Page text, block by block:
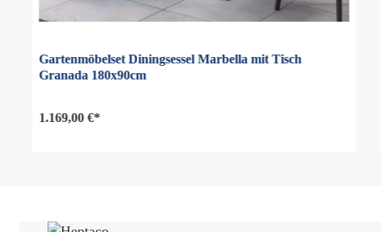
Gartenmöbelset Diningsessel Marbella mit Tisch
Granada 180x90cm
1.169,00 €*